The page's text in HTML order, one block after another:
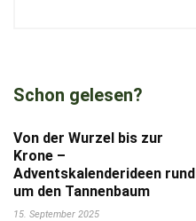
Schon gelesen?
Von der Wurzel bis zur
Krone –
Adventskalenderideen rund
um den Tannenbaum
15. September 2025